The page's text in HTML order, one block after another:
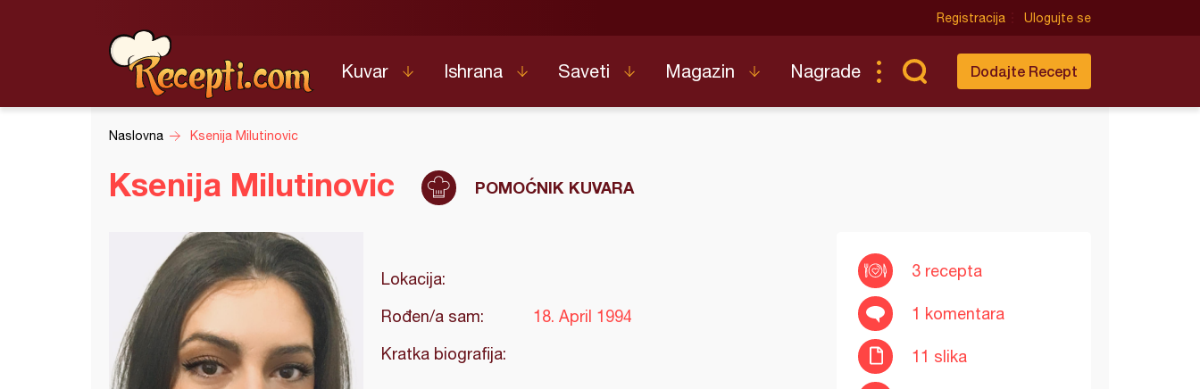
Registracija Ulogujte se
Kuvar Ishrana Saveti Magazin Nagrade Dodajte Recept
Naslovna Ksenija Milutinovic
Ksenija Milutinovic POMOĆNIK KUVARA
Lokacija:
Rođen/a sam:
18. April 1994
Kratka biografija:
3 recepta
1 komentara
11 slika